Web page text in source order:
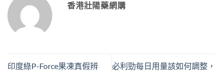
香港壯陽藥網購
印度綠P-Force果凍真假辨
必利勁每日用量該如何調整，